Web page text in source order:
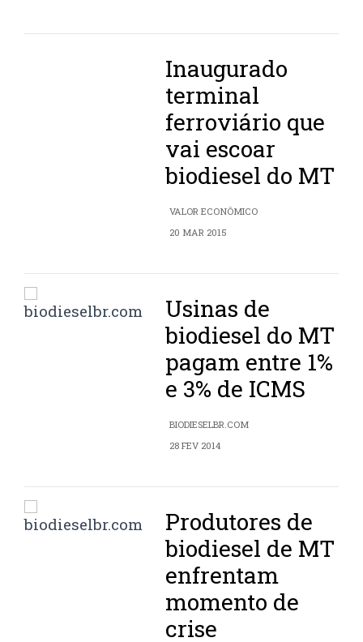
Inaugurado
terminal
ferroviário que
vai escoar
biodiesel do MT
VALOR ECONÔMICO
20 MAR 2015
Usinas de
biodiesel do MT
pagam entre 1%
e 3% de ICMS
BIODIESELBR.COM
28 FEV 2014
Produtores de
biodiesel de MT
enfrentam
momento de
crise